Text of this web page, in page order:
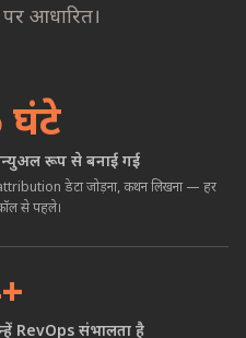
आधारित।
घंटे
मैन्युअल रूप से बनाई गई
attribution डेटा जोड़ना, कथन लिखना — हर
से पहले।
RevOps संभालता है